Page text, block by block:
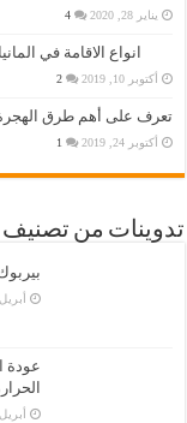
يناير 28, 2020 4
انواع الاقامة في المانيا
أكتوبر 10, 2019 2
تعرف على أهم طرق الهجرة
أكتوبر 24, 2019 1
تدوينات من تصنيف
أبريل 19,
عودة
أبريل 19,